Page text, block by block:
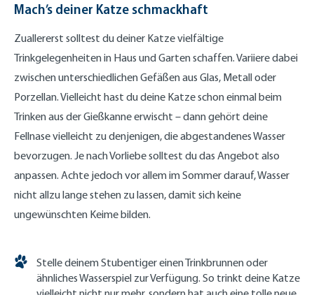
Mach’s deiner Katze schmackhaft
Zuallererst solltest du deiner Katze vielfältige
Trinkgelegenheiten in Haus und Garten schaffen. Variiere dabei
zwischen unterschiedlichen Gefäßen aus Glas, Metall oder
Porzellan. Vielleicht hast du deine Katze schon einmal beim
Trinken aus der Gießkanne erwischt – dann gehört deine
Fellnase vielleicht zu denjenigen, die abgestandenes Wasser
bevorzugen. Je nach Vorliebe solltest du das Angebot also
anpassen. Achte jedoch vor allem im Sommer darauf, Wasser
nicht allzu lange stehen zu lassen, damit sich keine
ungewünschten Keime bilden.
Stelle deinem Stubentiger einen Trinkbrunnen oder
ähnliches Wasserspiel zur Verfügung. So trinkt deine Katze